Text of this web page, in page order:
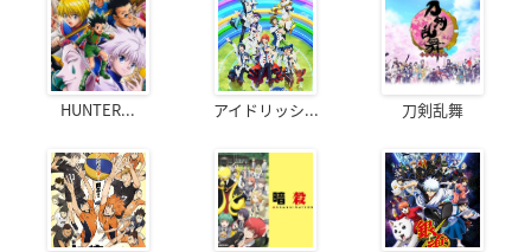
HUNTER... アイドリッシ... 刀剣乱舞